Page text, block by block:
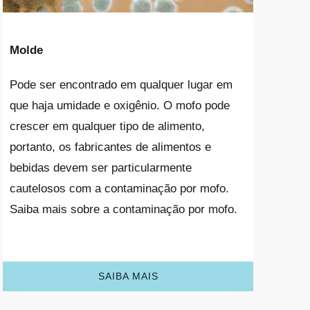
Molde
Pode ser encontrado em qualquer lugar em
que haja umidade e oxigênio. O mofo pode
crescer em qualquer tipo de alimento,
portanto, os fabricantes de alimentos e
bebidas devem ser particularmente
cautelosos com a contaminação por mofo.
Saiba mais sobre a contaminação por mofo.
SAIBA MAIS